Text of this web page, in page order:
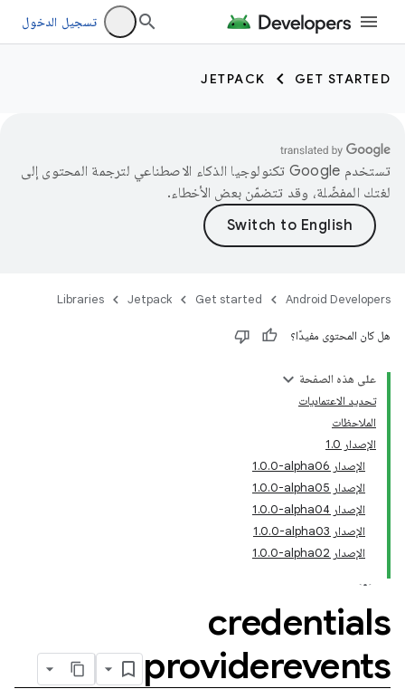
تسجيل الدخول
GET STARTED
JETPACK
تستخدم Google تكنولوجيا الذكاء الاصطناعي لترجمة المحتوى إلى
لغتك المفضّلة، وقد تتضمّن بعض الأخطاء.
Android Developers
Get started
Jetpack
Libraries
هل كان المحتوى مفيدًا؟
على هذه الصفحة
تحديد الاعتماديات
الملاحظات
الإصدار 1.0
الإصدار ‎1.0.0-alpha06
الإصدار ‎1.0.0-alpha05
الإصدار ‎1.0.0-alpha04
الإصدار ‎1.0.0-alpha03
الإصدار ‎1.0.0-alpha02
credentials
providerevents